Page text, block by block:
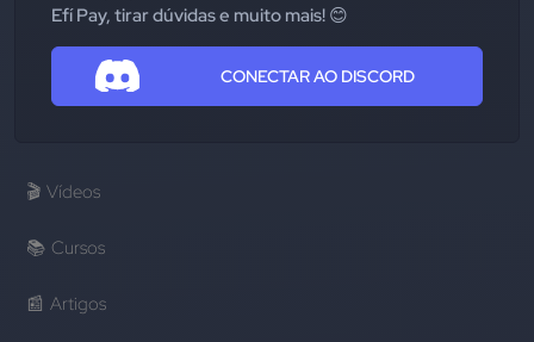
Efí Pay, tirar dúvidas e muito mais! 😊
CONECTAR AO DISCORD
🎬 Vídeos
📚 Cursos
📰 Artigos